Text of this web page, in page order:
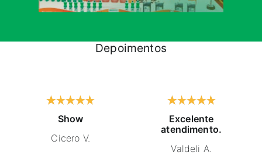
Depoimentos
Show
Cicero V.
Excelente
atendimento.
Valdeli A.